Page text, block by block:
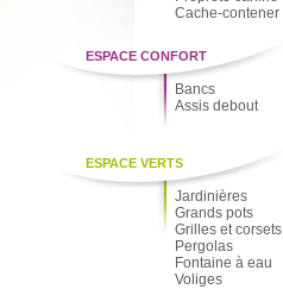
Cache-contener
ESPACE CONFORT
Bancs
Assis debout
ESPACE VERTS
Jardinières
Grands pots
Grilles et corsets
Pergolas
Fontaine à eau
Voliges